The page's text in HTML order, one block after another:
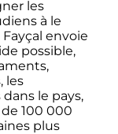
les
à le
envoie
possible,
les
le pays,
100 000
plus